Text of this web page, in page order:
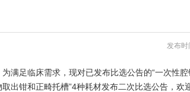
发布
足临床需求，现对已发布比选公告的“一次性腔
取出钳和正畸托槽”4种耗材发布二次比选公告，欢